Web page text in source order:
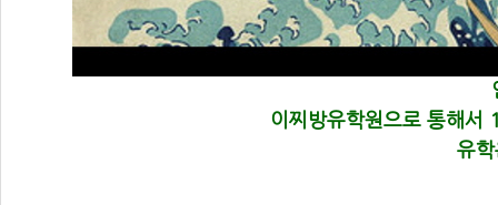
이찌방유학원으로 통해서
유